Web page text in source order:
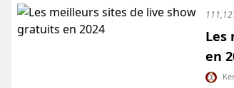
Les
en